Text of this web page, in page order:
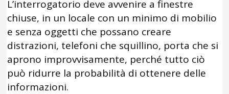
L’interrogatorio deve avvenire a finestre
chiuse, in un locale con un minimo di mobilio
e senza oggetti che possano creare
distrazioni, telefoni che squillino, porta che si
aprono improvvisamente, perché tutto ciò
può ridurre la probabilità di ottenere delle
informazioni.